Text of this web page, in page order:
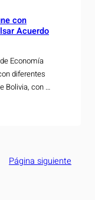
con
Acuerdo
Economía
diferentes
Bolivia, con el
Página siguiente